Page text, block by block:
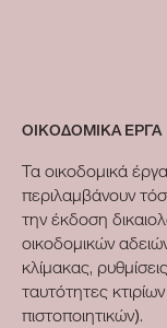
ΟΙΚΟΔΟΜΙΚΑ ΕΡΓΑ
Τα οικοδομικά
περιλαμβάνουν
την έκδοση
οικοδομικών
κλίμακας,
ταυτότητες
πιστοποιητικών).